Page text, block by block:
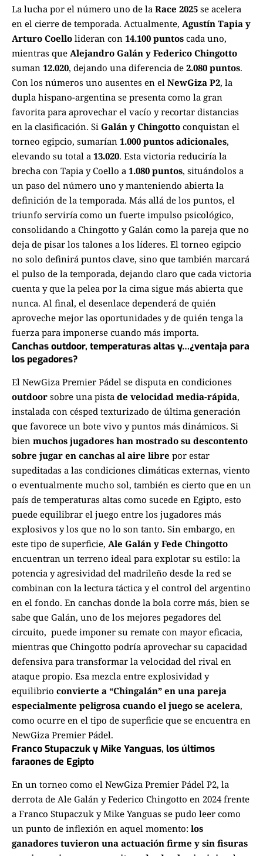
La lucha por el número uno de la Race 2025 se acelera
en el cierre de temporada. Actualmente, Agustín Tapia y
Arturo Coello lideran con 14.100 puntos cada uno,
mientras que Alejandro Galán y Federico Chingotto
suman 12.020, dejando una diferencia de 2.080 puntos.
Con los números uno ausentes en el NewGiza P2, la
dupla hispano-argentina se presenta como la gran
favorita para aprovechar el vacío y recortar distancias
en la clasificación. Si Galán y Chingotto conquistan el
torneo egipcio, sumarían 1.000 puntos adicionales,
elevando su total a 13.020. Esta victoria reduciría la
brecha con Tapia y Coello a 1.080 puntos, situándolos a
un paso del número uno y manteniendo abierta la
definición de la temporada. Más allá de los puntos, el
triunfo serviría como un fuerte impulso psicológico,
consolidando a Chingotto y Galán como la pareja que no
deja de pisar los talones a los líderes. El torneo egipcio
no solo definirá puntos clave, sino que también marcará
el pulso de la temporada, dejando claro que cada victoria
cuenta y que la pelea por la cima sigue más abierta que
nunca. Al final, el desenlace dependerá de quién
aproveche mejor las oportunidades y de quién tenga la
fuerza para imponerse cuando más importa.
Canchas outdoor, temperaturas altas y…¿ventaja para
los pegadores?
El NewGiza Premier Pádel se disputa en condiciones
outdoor sobre una pista de velocidad media-rápida,
instalada con césped texturizado de última generación
que favorece un bote vivo y puntos más dinámicos. Si
bien muchos jugadores han mostrado su descontento
sobre jugar en canchas al aire libre por estar
supeditadas a las condiciones climáticas externas, viento
o eventualmente mucho sol, también es cierto que en un
país de temperaturas altas como sucede en Egipto, esto
puede equilibrar el juego entre los jugadores más
explosivos y los que no lo son tanto. Sin embargo, en
este tipo de superficie, Ale Galán y Fede Chingotto
encuentran un terreno ideal para explotar su estilo: la
potencia y agresividad del madrileño desde la red se
combinan con la lectura táctica y el control del argentino
en el fondo. En canchas donde la bola corre más, bien se
sabe que Galán, uno de los mejores pegadores del
circuito, puede imponer su remate con mayor eficacia,
mientras que Chingotto podría aprovechar su capacidad
defensiva para transformar la velocidad del rival en
ataque propio. Esa mezcla entre explosividad y
equilibrio convierte a “Chingalán” en una pareja
especialmente peligrosa cuando el juego se acelera,
como ocurre en el tipo de superficie que se encuentra en
NewGiza Premier Pádel.
Franco Stupaczuk y Mike Yanguas, los últimos
faraones de Egipto
En un torneo como el NewGiza Premier Pádel P2, la
derrota de Ale Galán y Federico Chingotto en 2024 frente
a Franco Stupaczuk y Mike Yanguas se pudo leer como
un punto de inflexión en aquel momento: los
ganadores tuvieron una actuación firme y sin fisuras